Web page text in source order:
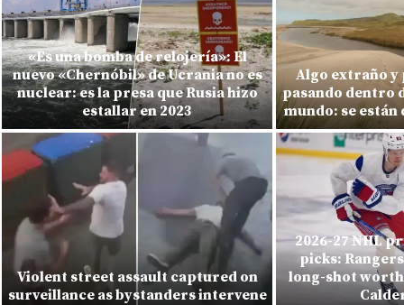
«Es una bomba de relojería»: El
nuevo «Chernóbil» de Ucrania no es
nuclear: es la presa que Rusia hizo
estallar en 2023
Violent street assault captured on
surveillance as bystanders intervene
Algo extraño y
pasando dentro
mundo: se están
2026-27 NHL
picks:
long-shot